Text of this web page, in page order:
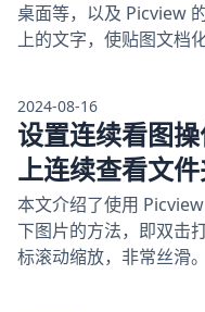
桌面等，以及 Picview
上的文字，使贴图文档化
2024-08-16
设置连续看图
上连续查看文
本文介绍了使用
下图片的方法，即双击
标滚动缩放，非常丝滑。